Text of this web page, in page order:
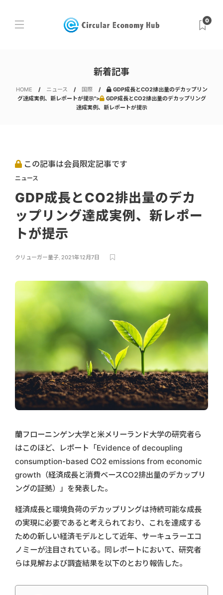
0
新着記事
HOME ニュース 国際
GDP成長とCO2排出量のデカップリン
グ達成実例、新レポートが提示">
GDP成長とCO2排出量のデカップリング
達成実例、新レポートが提示
この記事は会員限定記事です
ニュース
GDP成長とCO2排出量のデカ
ップリング達成実例、新レポー
トが提示
クリューガー量子, 2021年12月7日
蘭フローニンゲン大学と米メリーランド大学の研究者ら
はこのほど、レポート「Evidence of decoupling
consumption-based CO2 emissions from economic
growth（経済成長と消費ベースCO2排出量のデカップリ
ングの証拠）」を発表した。
経済成長と環境負荷のデカップリングは持続可能な成長
の実現に必要であると考えられており、これを達成する
ための新しい経済モデルとして近年、サーキュラーエコ
ノミーが注目されている。同レポートにおいて、研究者
らは見解および調査結果を以下のとおり報告した。